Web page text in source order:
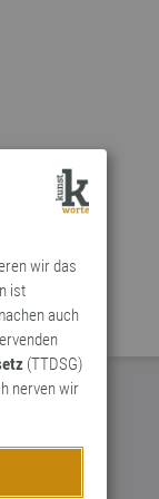
wir das
ist
auch
(TTDSG)
nerven wir